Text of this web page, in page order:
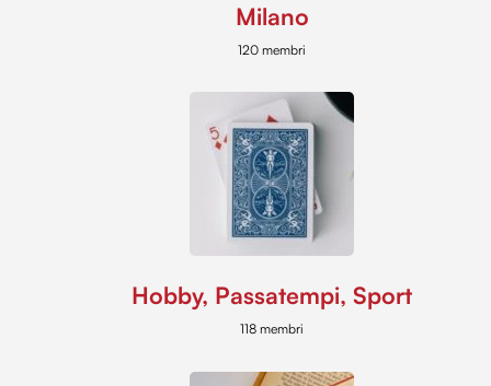
Milano
120 membri
Hobby, Passatempi, Sport
118 membri